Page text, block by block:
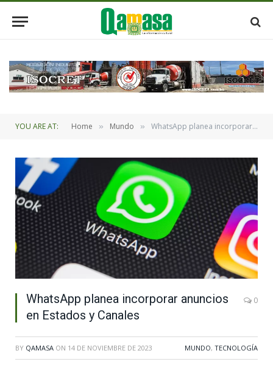
YOU ARE AT: Home » Mundo » WhatsApp planea incorporar anuncios en Estados y Canales
WhatsApp planea incorporar anuncios
en Estados y Canales
0
BY QAMASA ON 14 DE NOVIEMBRE DE 2023 MUNDO, TECNOLOGÍA